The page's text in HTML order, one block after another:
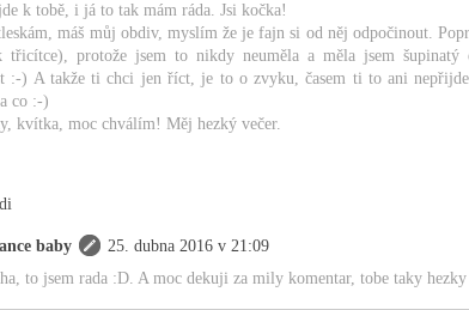
k tobě, i já to tak mám ráda. Jsi kočka!
máš můj obdiv, myslím že je fajn si od něj odpočinout.
třicítce), protože jsem to nikdy neuměla a měla jsem šupinatý
:-) A takže ti chci jen říct, je to o zvyku, časem ti to ani
co :-)
kvítka, moc chválím! Měj hezký večer.
baby
25. dubna 2016 v 21:09
to jsem rada :D. A moc dekuji za mily komentar, tobe taky